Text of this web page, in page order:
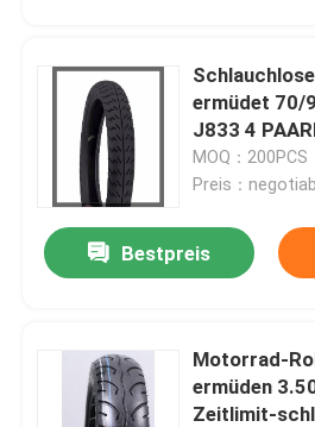
ermüdet 70/
J833 4
MOQ：200PCS
Preis：
Bestpreis
Motorrad-
ermüden
Zeitlimit-